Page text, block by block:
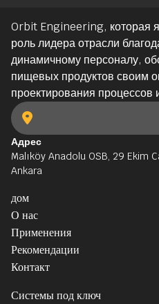
Orbit Engineering, которая
роль лидера отрасли
динамичному персоналу,
пищевых продуктов своим
проектирования процессов
Адрес
Malıköy Anadolu OSB, 29 Ekim
Ankara
дом
О нас
Применения
Рекомендации
Контакт
Системы под ключ